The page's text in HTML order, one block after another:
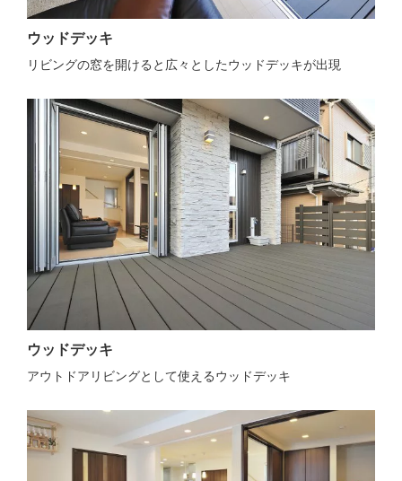
ウッドデッキ
リビングの窓を開けると広々としたウッドデッキが出現
ウッドデッキ
アウトドアリビングとして使えるウッドデッキ